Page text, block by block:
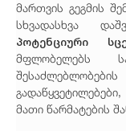
მართვის გეგმის
სხვადასხვა
პოტენციური
მფლობელებს
მათი წარმატების